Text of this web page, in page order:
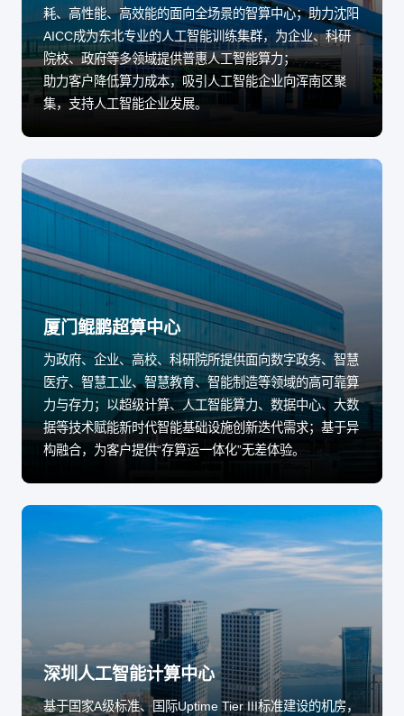
耗、高性能、高效能的面向全场景的智算中心；助力沈阳
AICC成为东北专业的人工智能训练集群，为企业、科研
院校、政府等多领域提供普惠人工智能算力；
助力客户降低算力成本，吸引人工智能企业向浑南区聚
集，支持人工智能企业发展。
厦门鲲鹏超算中心
为政府、企业、高校、科研院所提供面向数字政务、智慧
医疗、智慧工业、智慧教育、智能制造等领域的高可靠算
力与存力；以超级计算、人工智能算力、数据中心、大数
据等技术赋能新时代智能基础设施创新迭代需求；基于异
构融合，为客户提供“存算运一体化”无差体验。
深圳人工智能计算中心
基于国家A级标准、国际Uptime Tier III标准建设的机房，